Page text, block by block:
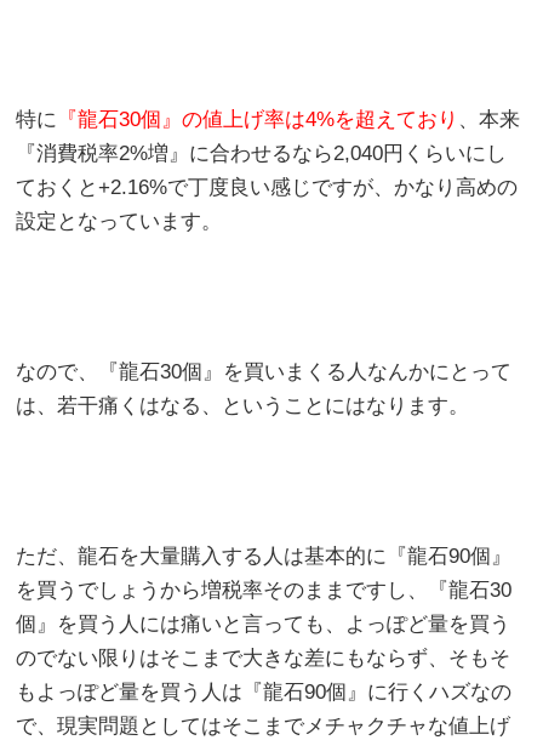
特に 『龍石30個』の値上げ率は4%を超えており 、本来
『消費税率2%増』に合わせるなら2,040円くらいにし
ておくと+2.16%で丁度良い感じですが、かなり高めの
設定となっています。
なので、『龍石30個』を買いまくる人なんかにとって
は、若干痛くはなる、ということにはなります。
ただ、龍石を大量購入する人は基本的に『龍石90個』
を買うでしょうから増税率そのままですし、『龍石30
個』を買う人には痛いと言っても、よっぽど量を買う
のでない限りはそこまで大きな差にもならず、そもそ
もよっぽど量を買う人は『龍石90個』に行くハズなの
で、現実問題としてはそこまでメチャクチャな値上げ